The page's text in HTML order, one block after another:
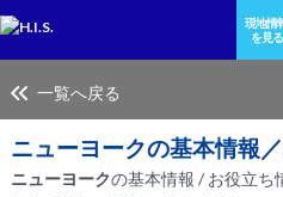
現地情
を見る
一覧へ戻る
ニューヨークの基本情報
ニューヨークの基本情報 / お役立ち